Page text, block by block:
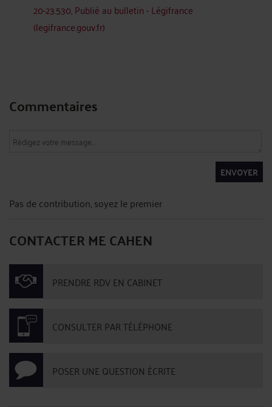
20-23.530, Publié au bulletin - Légifrance
(legifrance.gouv.fr)
Commentaires
ENVOYER
Pas de contribution, soyez le premier
CONTACTER ME CAHEN
PRENDRE RDV EN CABINET
CONSULTER PAR TÉLÉPHONE
POSER UNE QUESTION ÉCRITE